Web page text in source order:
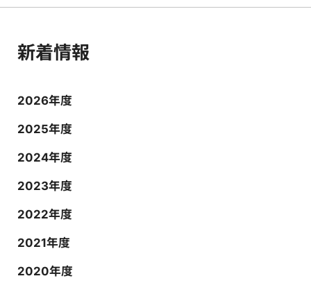
新着情報
2026年度
2025年度
2024年度
2023年度
2022年度
2021年度
2020年度